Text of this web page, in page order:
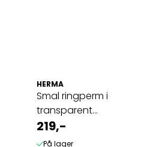
HERMA
Smal ringperm i
transparent
plastmateriale A4, ...
219,-
På lager